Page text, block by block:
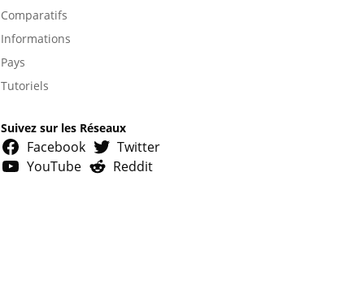
Comparatifs
Informations
Pays
Tutoriels
Suivez sur les Réseaux
Facebook
Twitter
YouTube
Reddit